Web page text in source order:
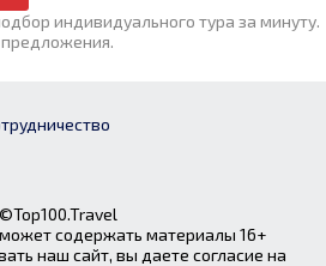
индивидуального тура за минуту.
©Top100.Travel
содержать материалы 16+
наш сайт, вы даете согласие на